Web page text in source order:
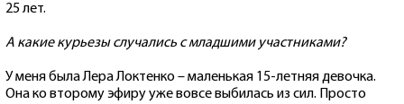
25 лет.
А какие курьезы случались с младшими участниками?
У меня была Лера Локтенко – маленькая 15-летняя девочка.
Она ко второму эфиру уже вовсе выбилась из сил. Просто